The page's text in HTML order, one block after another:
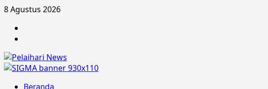
Skip
content
8 Agustus 2026
PrimaryBeranda